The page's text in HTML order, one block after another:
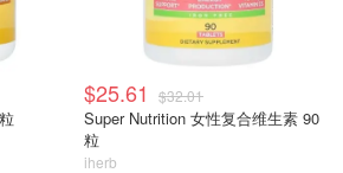
$25.61 $32.01
Super Nutrition 女性复合维生素 90
粒
iherb